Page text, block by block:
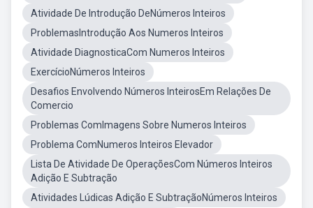
Atividade De Introdução DeNúmeros Inteiros
ProblemasIntrodução Aos Numeros Inteiros
Atividade DiagnosticaCom Numeros Inteiros
ExercícioNúmeros Inteiros
Desafios Envolvendo Números InteirosEm Relações De
Comercio
Problemas ComImagens Sobre Numeros Inteiros
Problema ComNumeros Inteiros Elevador
Lista De Atividade De OperaçõesCom Números Inteiros
Adição E Subtração
Atividades Lúdicas Adição E SubtraçãoNúmeros Inteiros